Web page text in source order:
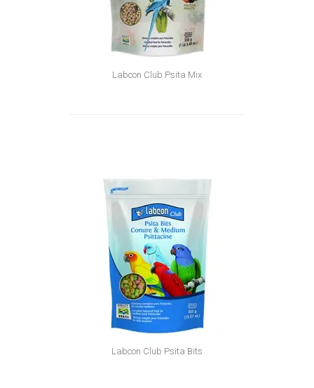
Labcon Club Psita Mix
Labcon Club Psita Bits